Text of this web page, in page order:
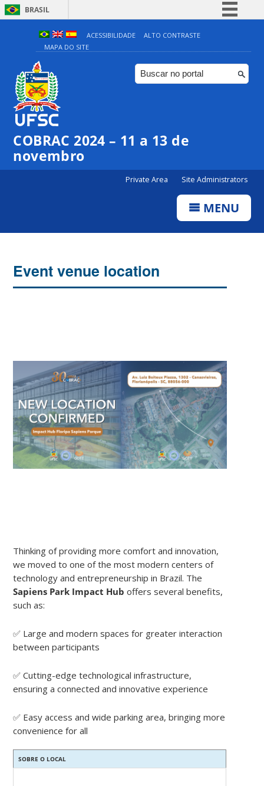
BRASIL
Simplifique!
Comunica BR
Participe
ACESSIBILIDADE
ALTO CONTRASTE
MAPA DO SITE
COBRAC 2024 – 11 a 13 de
novembro
Private Area Site Administrators
MENU
Event venue location
Thinking of providing more comfort and innovation,
we moved to one of the most modern centers of
technology and entrepreneurship in Brazil. The
Sapiens Park Impact Hub offers several benefits,
such as:
✅ Large and modern spaces for greater interaction
between participants
✅ Cutting-edge technological infrastructure,
ensuring a connected and innovative experience
✅ Easy access and wide parking area, bringing more
convenience for all
SOBRE O LOCAL